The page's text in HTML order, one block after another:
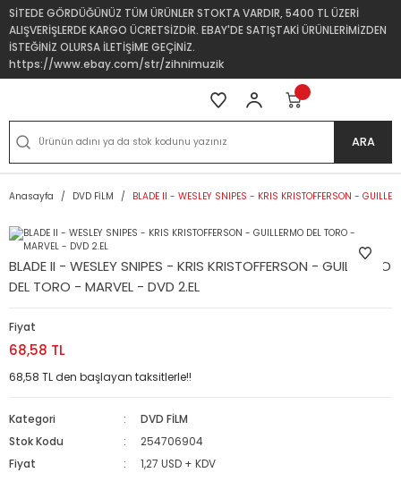
SİTEDE GÖRDÜĞÜNÜZ TÜM ÜRÜNLER STOKTA VARDIR, 5400 TL ÜZERİ
ALIŞVERİŞLERDE KARGO ÜCRETSİZDİR. EBAY'DE SATIŞTAKİ ÜRÜNLERİMİZDEN
İSTEĞİNİZ OLURSA İLETİŞİME GEÇİNİZ.
https://www.ebay.com/str/zihnimuzik
ARA
Anasayfa DVD FİLM BLADE II - WESLEY SNIPES - KRIS KRISTOFFERSON -
BLADE II - WESLEY SNIPES - KRIS KRISTOFFERSON - GUILLERMO
DEL TORO - MARVEL - DVD 2.EL
Fiyat
68,58 TL
68,58 TL den başlayan taksitlerle!!
Kategori
DVD FİLM
Stok Kodu
254706904
Fiyat
1,27 USD + KDV